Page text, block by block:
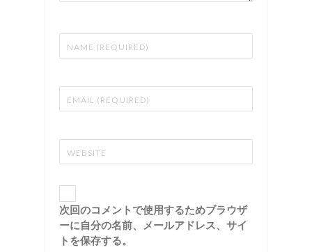
次回のコメントで使用するためブラウザ
ーに自分の名前、メールアドレス、サイ
トを保存する。